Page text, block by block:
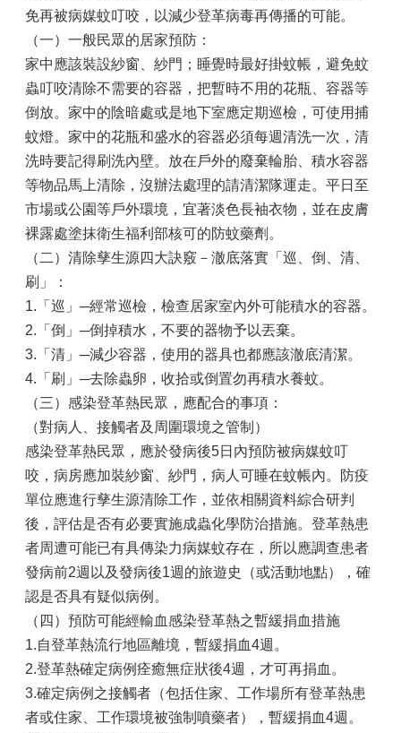
檔
用
展
申
請
案
件
檔
案
無
礙
專
區
資
保
護
專
區
網
網
反
映
管
道
免再被病媒蚊叮咬，以減少登革病毒再傳播的可能。
（一）一般民眾的居家預防：
家中應該裝設紗窗、紗門；睡覺時最好掛蚊帳，避免蚊
蟲叮咬清除不需要的容器，把暫時不用的花瓶、容器等
倒放。家中的陰暗處或是地下室應定期巡檢，可使用捕
蚊燈。家中的花瓶和盛水的容器必須每週清洗一次，清
洗時要記得刷洗內壁。放在戶外的廢棄輪胎、積水容器
等物品馬上清除，沒辦法處理的請清潔隊運走。平日至
市場或公園等戶外環境，宜著淡色長袖衣物，並在皮膚
裸露處塗抹衛生福利部核可的防蚊藥劑。
（二）清除孳生源四大訣竅－澈底落實「巡、倒、清、
刷」：
1.「巡」─經常巡檢，檢查居家室內外可能積水的容器。
2.「倒」─倒掉積水，不要的器物予以丟棄。
3.「清」─減少容器，使用的器具也都應該澈底清潔。
4.「刷」─去除蟲卵，收拾或倒置勿再積水養蚊。
（三）感染登革熱民眾，應配合的事項：
（對病人、接觸者及周圍環境之管制）
感染登革熱民眾，應於發病後5日內預防被病媒蚊叮
咬，病房應加裝紗窗、紗門，病人可睡在蚊帳內。防疫
單位應進行孳生源清除工作，並依相關資料綜合研判
後，評估是否有必要實施成蟲化學防治措施。登革熱患
者周遭可能已有具傳染力病媒蚊存在，所以應調查患者
發病前2週以及發病後1週的旅遊史（或活動地點），確
認是否具有疑似病例。
（四）預防可能經輸血感染登革熱之暫緩捐血措施
1.自登革熱流行地區離境，暫緩捐血4週。
2.登革熱確定病例痊癒無症狀後4週，才可再捐血。
3.確定病例之接觸者（包括住家、工作場所有登革熱患
者或住家、工作環境被強制噴藥者），暫緩捐血4週。